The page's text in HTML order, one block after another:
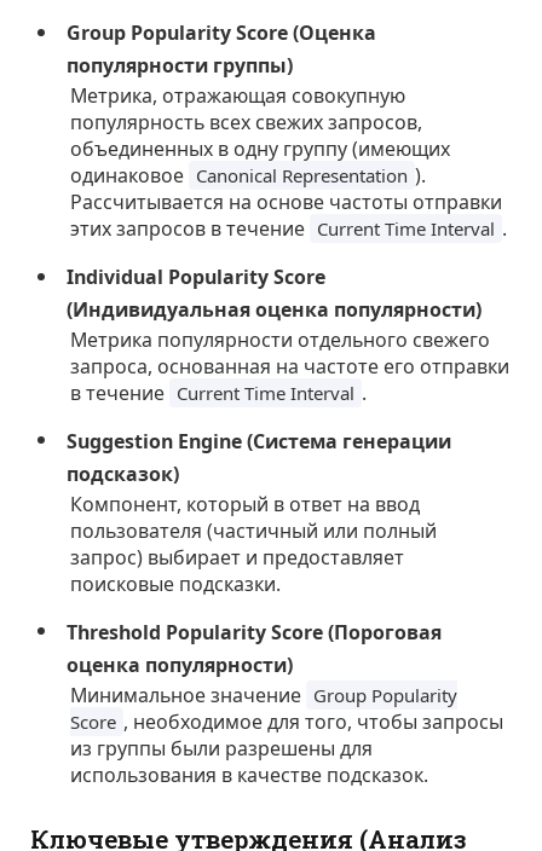
Group Popularity Score (Оценка
популярности группы)
Метрика, отражающая совокупную
популярность всех свежих запросов,
объединенных в одну группу (имеющих
одинаковое Canonical Representation ).
Рассчитывается на основе частоты отправки
этих запросов в течение Current Time Interval .
Individual Popularity Score
(Индивидуальная оценка популярности)
Метрика популярности отдельного свежего
запроса, основанная на частоте его отправки
в течение Current Time Interval .
Suggestion Engine (Система генерации
подсказок)
Компонент, который в ответ на ввод
пользователя (частичный или полный
запрос) выбирает и предоставляет
поисковые подсказки.
Threshold Popularity Score (Пороговая
оценка популярности)
Минимальное значение Group Popularity
Score , необходимое для того, чтобы запросы
из группы были разрешены для
использования в качестве подсказок.
Ключевые утверждения (Анализ